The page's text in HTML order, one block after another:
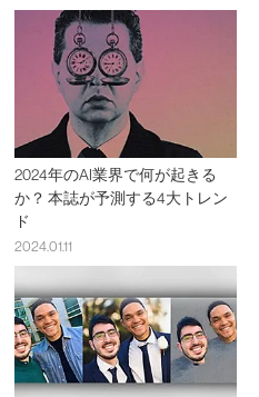
2024年のAI業界で何が起きる
か？ 本誌が予測する4大トレン
ド
2024.01.11